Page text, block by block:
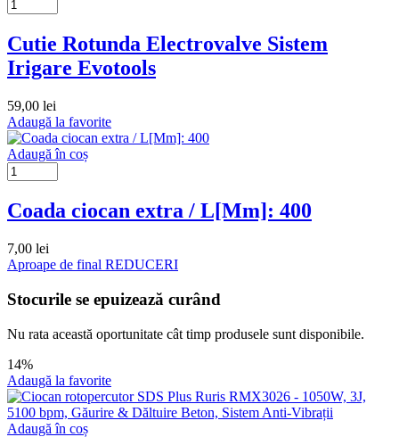
Cutie Rotunda Electrovalve Sistem
Irigare Evotools
59,00 lei
Adaugă la favorite
Adaugă în coș
Coada ciocan extra / L[Mm]: 400
7,00 lei
Aproape de final REDUCERI
Stocurile se epuizează curând
Nu rata această oportunitate cât timp produsele sunt disponibile.
14%
Adaugă la favorite
Adaugă în coș